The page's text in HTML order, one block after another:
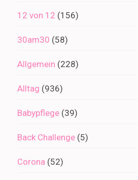
12 von 12 (156)
30am30 (58)
Allgemein (228)
Alltag (936)
Babypflege (39)
Back Challenge (5)
Corona (52)